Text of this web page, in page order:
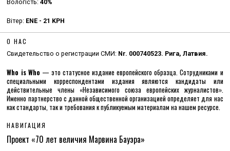
Вологість:40%
Вітер: ENE - 21 KPH
О НАС
Свидетельство о регистрации СМИ: Nr. 000740523. Рига, Латвия.
Who is Who — это статусное издание европейского образца. Сотрудниками и
специальными корреспондентами издания являются кандидаты или
действительные члены «Независимого союза европейских журналистов».
Именно партнерство с данной общественной организацией определяет для нас
как стандарты, так и требования к публикуемым материалам на нашем ресурсе.
НАВИГАЦИЯ
Проект «70 лет величия Марвина Бауэра»